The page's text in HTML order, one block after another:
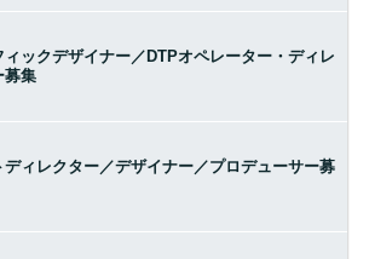
ィックデザイナー／DTPオペレーター・ディレ
募集
ディレクター／デザイナー／プロデューサー募